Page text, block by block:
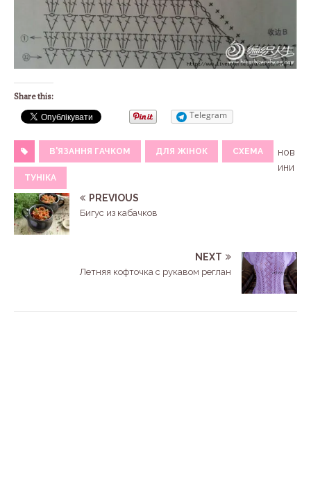
Share this:
Telegram
В'ЯЗАННЯ ГАЧКОМ ДЛЯ ЖІНОК СХЕМА
ТУНІКА
нов
ини
PREVIOUS
Бигус из кабачков
NEXT
Летняя кофточка с рукавом реглан